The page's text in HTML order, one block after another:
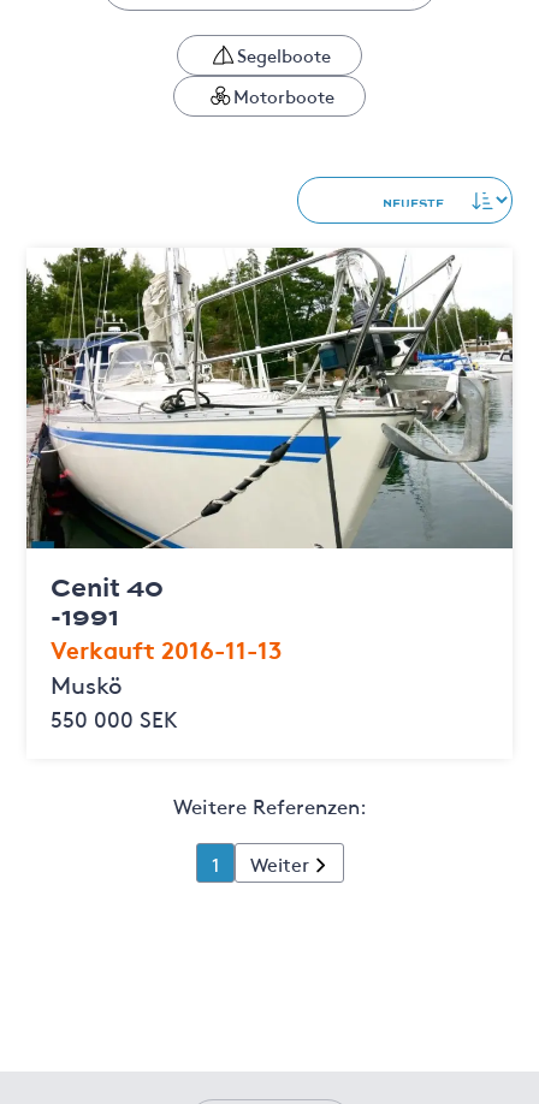
Segelboote
Motorboote
Cenit 40
-1991
Verkauft 2016-11-13
Muskö
550 000 SEK
Weitere Referenzen:
1 Weiter